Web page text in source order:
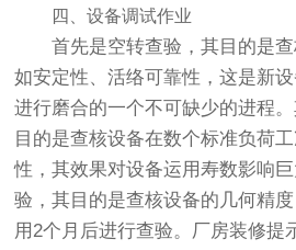
四、设备调试作业
首先是空转查验，其目的是查
如安定性、活络可靠性，这是新
进行磨合的一个不可缺少的进程
目的是查核设备在数个标准负荷
性，其效果对设备运用寿数影响
验，其目的是查核设备的几何精
用2个月后进行查验。厂房装修提